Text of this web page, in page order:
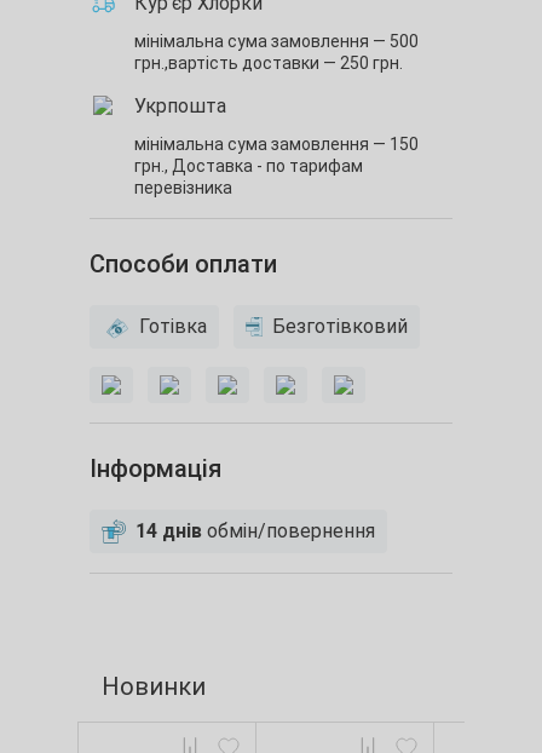
мінімальна сума замовлення — 500
грн.,вартість доставки — 250 грн.
Укрпошта
мінімальна сума замовлення — 150
грн., Доставка - по тарифам
перевізника
Способи оплати
Готівка Безготівковий
Інформація
14 днів обмін/повернення
Новинки